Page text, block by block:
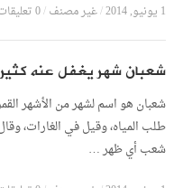
1 يونيو, 2014 /غير مصنف/0 تعليقات
شعبان شهر يغفل عنه
شعبان هو اسم لشهر من الأشهر
طلب المياه، وقيل في الغارات،
شعب أي ظهر …